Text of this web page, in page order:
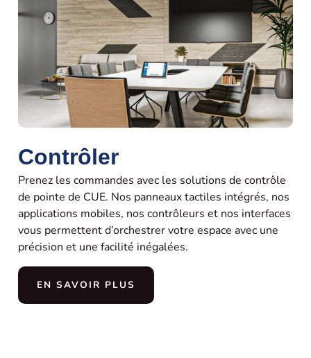
Contrôler
Prenez les commandes avec les solutions de contrôle
de pointe de CUE. Nos panneaux tactiles intégrés, nos
applications mobiles, nos contrôleurs et nos interfaces
vous permettent d’orchestrer votre espace avec une
précision et une facilité inégalées.
EN SAVOIR PLUS